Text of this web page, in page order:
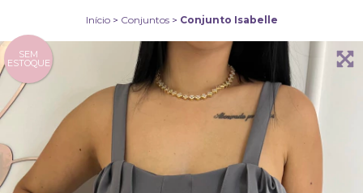
Início > Conjuntos > Conjunto Isabelle
SEM
ESTOQUE